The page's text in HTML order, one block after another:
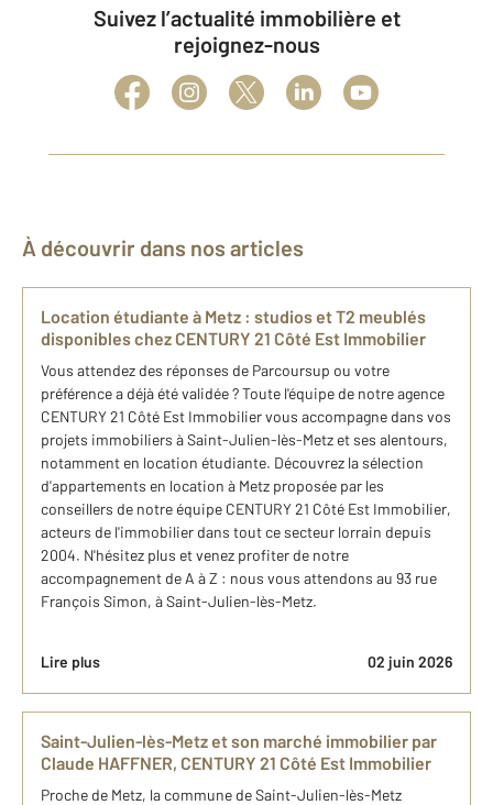
Suivez l’actualité immobilière et
rejoignez-nous
À découvrir dans nos articles
Location étudiante à Metz : studios et T2 meublés
disponibles chez CENTURY 21 Côté Est Immobilier
Vous attendez des réponses de Parcoursup ou votre
préférence a déjà été validée ? Toute l'équipe de notre agence
CENTURY 21 Côté Est Immobilier vous accompagne dans vos
projets immobiliers à Saint-Julien-lès-Metz et ses alentours,
notamment en location étudiante. Découvrez la sélection
d'appartements en location à Metz proposée par les
conseillers de notre équipe CENTURY 21 Côté Est Immobilier,
acteurs de l'immobilier dans tout ce secteur lorrain depuis
2004. N'hésitez plus et venez profiter de notre
accompagnement de A à Z : nous vous attendons au 93 rue
François Simon, à Saint-Julien-lès-Metz.
Lire plus 02 juin 2026
Saint-Julien-lès-Metz et son marché immobilier par
Claude HAFFNER, CENTURY 21 Côté Est Immobilier
Proche de Metz, la commune de Saint-Julien-lès-Metz